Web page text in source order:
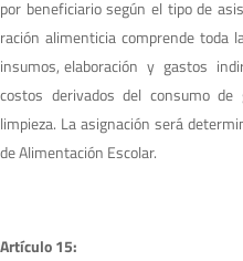
por beneficiario según el tipo de
ración alimenticia comprende toda
insumos, elaboración y gastos
costos derivados del consumo
limpieza. La asignación será
de Alimentación Escolar.
Artículo 15: